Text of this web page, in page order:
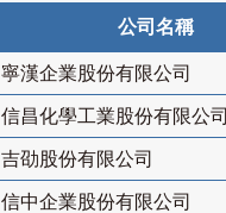
公司名稱
寧漢企業股份有限公司
信昌化學工業股份有限公司
吉劭股份有限公司
信中企業股份有限公司